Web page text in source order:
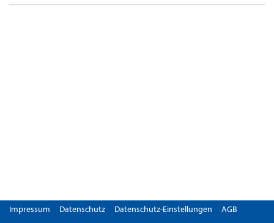
Impressum Datenschutz Datenschutz-Einstellungen AGB